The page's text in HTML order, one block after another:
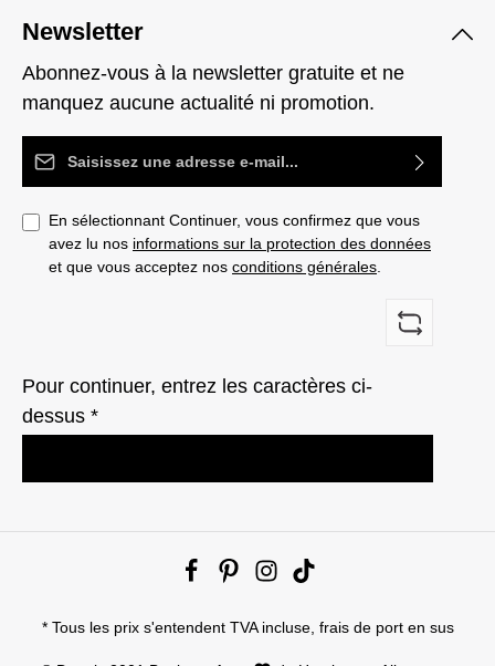
Newsletter
Abonnez-vous à la newsletter gratuite et ne
manquez aucune actualité ni promotion.
Adresse e-mail*
En sélectionnant Continuer, vous confirmez que vous
avez lu nos informations sur la protection des données
et que vous acceptez nos conditions générales
Pour continuer, entrez les caractères ci-
dessus *
* Tous les prix s'entendent TVA incluse, frais de port en sus